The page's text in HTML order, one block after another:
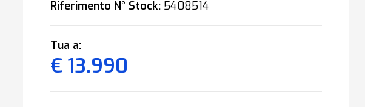
Riferimento N° Stock:5408514
Tua a:
€ 13.990